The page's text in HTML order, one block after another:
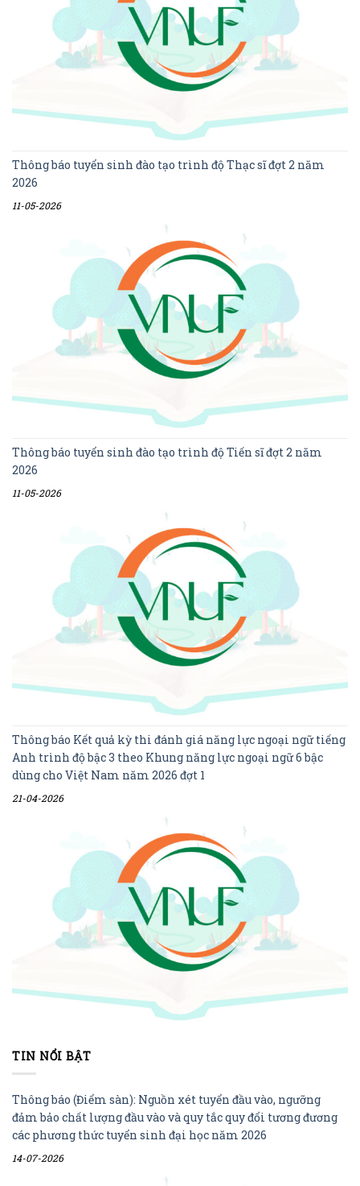
Thông báo tuyển sinh đào tạo trình độ Thạc sĩ đợt 2 năm
2026
11-05-2026
Thông báo tuyển sinh đào tạo trình độ Tiến sĩ đợt 2 năm
2026
11-05-2026
Thông báo Kết quả kỳ thi đánh giá năng lực ngoại ngữ tiếng
Anh trình độ bậc 3 theo Khung năng lực ngoại ngữ 6 bậc
dùng cho Việt Nam năm 2026 đợt 1
21-04-2026
TIN NỔI BẬT
Thông báo (Điểm sàn): Nguồn xét tuyển đầu vào, ngưỡng
đảm bảo chất lượng đầu vào và quy tắc quy đổi tương đương
các phương thức tuyển sinh đại học năm 2026
14-07-2026